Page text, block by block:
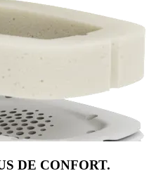
DE CONFORT.